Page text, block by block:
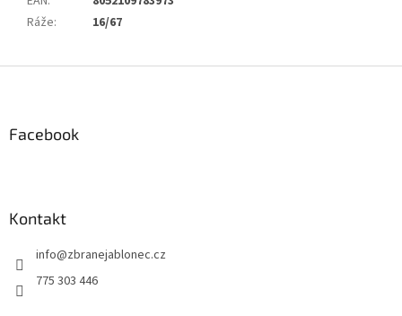
Ráže: 16/67
Facebook
Kontakt
info@zbranejablonec.cz
775 303 446